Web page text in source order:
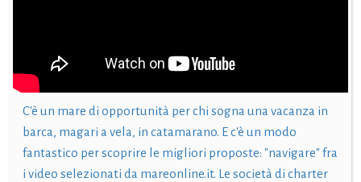
C'è un mare di opportunità per chi sogna una vacanza in
barca, magari a vela, in catamarano. E c'è un modo
fantastico per scoprire le migliori proposte: "navigare" fra
i video selezionati da mareonline.it. Le società di charter